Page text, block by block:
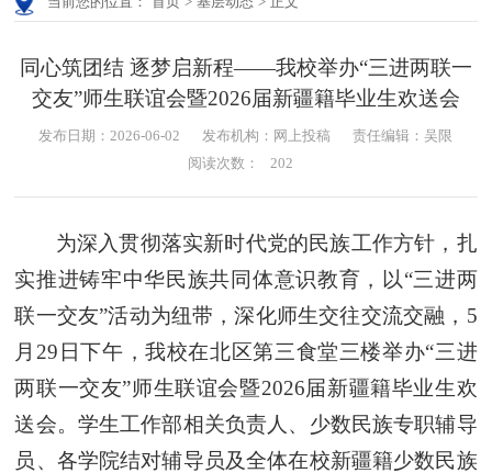
同心筑团结 逐梦启新程——我校举办“三进两联一
交友”师生联谊会暨2026届新疆籍毕业生欢送会
发布日期：2026-06-02 发布机构：网上投稿
责任编辑：吴限
阅读次数：
202
为深入贯彻落实新时代党的民族工作方针，扎
实推进铸牢中华民族共同体意识教育，以“三进两
联一交友”活动为纽带，深化师生交往交流交融，5
月29日下午，我校在北区第三食堂三楼举办“三进
两联一交友”师生联谊会暨2026届新疆籍毕业生欢
送会。学生工作部相关负责人、少数民族专职辅导
员、各学院结对辅导员及全体在校新疆籍少数民族